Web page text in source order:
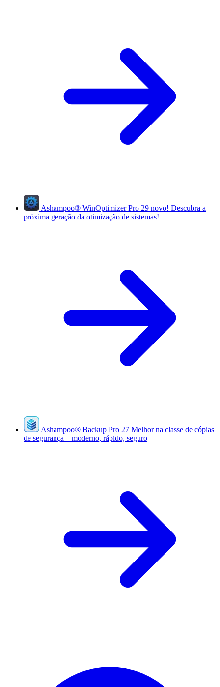
Ashampoo® WinOptimizer Pro 29 novo! Descubra a
próxima geração da otimização de sistemas!
Ashampoo® Backup Pro 27 Melhor na classe de cópias
de segurança – moderno, rápido, seguro